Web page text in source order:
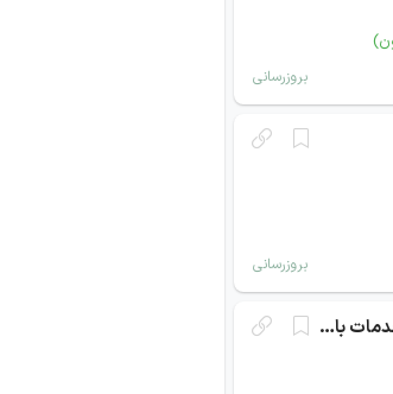
بروزرسانی
بروزرسانی
نماینده فروش در حوزه خدمات بانکی و پرداخت